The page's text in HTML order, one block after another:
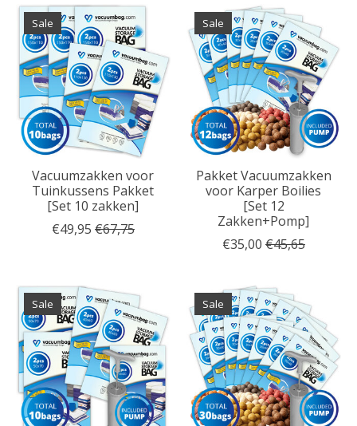
Sale
Vacuumzakken voor
Tuinkussens Pakket
[Set 10 zakken]
€49,95 €67,75
Sale
Pakket Vacuumzakken
voor Karper Boilies
[Set 12
Zakken+Pomp]
€35,00 €45,65
Sale Sale